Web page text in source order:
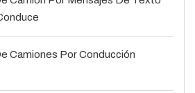
Camiones Por Conducción